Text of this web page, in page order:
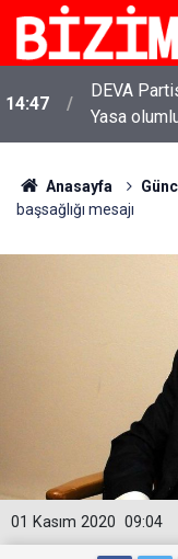
14:47
DEVA
Yasa
Anasayfa
başsağlığı mesajı
09:04
01 Kasım 2020